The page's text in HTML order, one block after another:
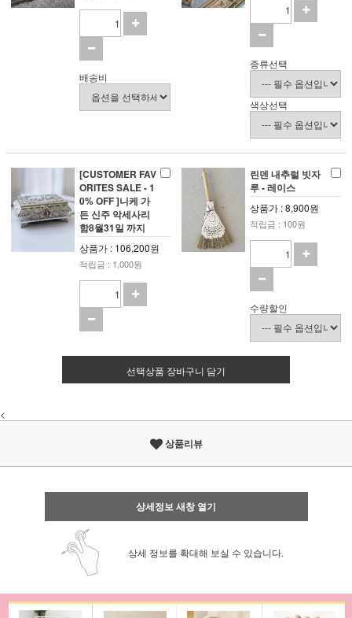
배송비
종류선택
색상선택
[CUSTOMER FAV
ORITES SALE - 1
0% OFF ]니케 가
든 신주 악세사리
함8월31일 까지
상품가 : 106,200원
적립금 : 1,000원
린덴 내추럴 빗자
루 - 레이스
상품가 : 8,900원
적립금 : 100원
수량할인
선택상품 장바구니 담기
<
상품리뷰
상세정보 새창 열기
상세 정보를 확대해 보실 수 있습니다.